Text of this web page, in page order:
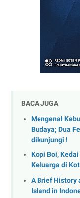
BACA JUGA
Mengenal
Budaya; Dua
dikunjungi !
Kopi Boi,
Keluarga di
A Brief History
Island in